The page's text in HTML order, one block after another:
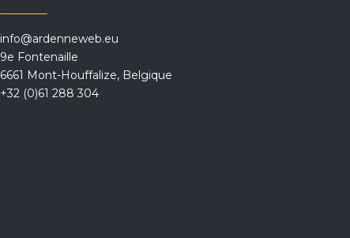
info@ardenneweb.eu
9e Fontenaille
6661 Mont-Houffalize, Belgique
+32 (0)61 288 304